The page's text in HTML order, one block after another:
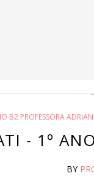
B2 PROFESSORA
- 1º
BY